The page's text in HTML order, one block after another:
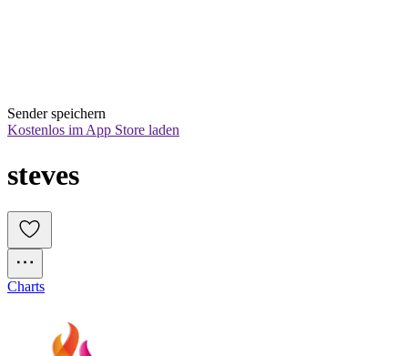
Sender speichern
Kostenlos im App Store laden
steves
Charts